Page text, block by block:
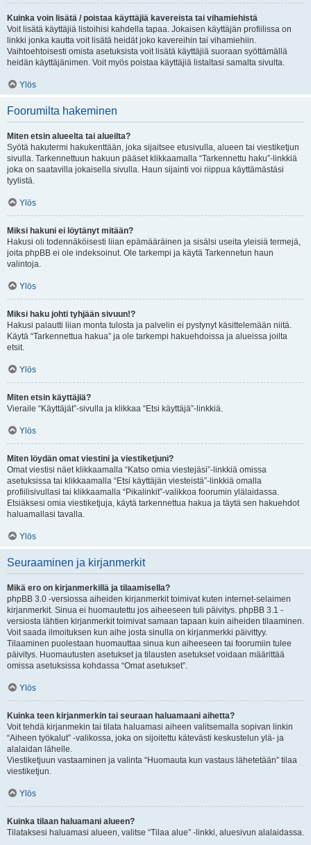
Kuinka voin lisätä / poistaa käyttäjiä kavereista tai vihamiehistä
Voit lisätä käyttäjiä listoihisi kahdella tapaa. Jokaisen käyttäjän profiilissa on
linkki jonka kautta voit lisätä heidät joko kavereihin tai vihamiehiin.
Vaihtoehtoisesti omista asetuksista voit lisätä käyttäjiä suoraan syöttämällä
heidän käyttäjänimen. Voit myös poistaa käyttäjiä listaltasi samalta sivulta.
Ylös
Foorumilta hakeminen
Miten etsin alueelta tai alueilta?
Syötä hakutermi hakukenttään, joka sijaitsee etusivulla, alueen tai viestiketjun
sivulla. Tarkennettuun hakuun pääset klikkaamalla “Tarkennettu haku”-linkkiä
joka on saatavilla jokaisella sivulla. Haun sijainti voi riippua käyttämästäsi
tyylistä.
Ylös
Miksi hakuni ei löytänyt mitään?
Hakusi oli todennäköisesti liian epämääräinen ja sisälsi useita yleisiä termejä,
joita phpBB ei ole indeksoinut. Ole tarkempi ja käytä Tarkennetun haun
valintoja.
Ylös
Miksi haku johti tyhjään sivuun!?
Hakusi palautti liian monta tulosta ja palvelin ei pystynyt käsittelemään niitä.
Käytä “Tarkennettua hakua” ja ole tarkempi hakuehdoissa ja alueissa joilta
etsit.
Ylös
Miten etsin käyttäjiä?
Vieraile “Käyttäjät”-sivulla ja klikkaa “Etsi käyttäjä”-linkkiä.
Ylös
Miten löydän omat viestini ja viestiketjuni?
Omat viestisi näet klikkaamalla “Katso omia viestejäsi”-linkkiä omissa
asetuksissa tai klikkaamalla “Etsi käyttäjän viesteistä”-linkkiä omalla
profiilisivullasi tai klikkaamalla “Pikalinkit”-valikkoa foorumin ylälaidassa.
Etsiäksesi omia viestiketjuja, käytä tarkennettua hakua ja täytä sen hakuehdot
haluamallasi tavalla.
Ylös
Seuraaminen ja kirjanmerkit
Mikä ero on kirjanmerkillä ja tilaamisella?
phpBB 3.0 -versiossa aiheiden kirjanmerkit toimivat kuten internet-selaimen
kirjanmerkit. Sinua ei huomautettu jos aiheeseen tuli päivitys. phpBB 3.1 -
versiosta lähtien kirjanmerkit toimivat samaan tapaan kuin aiheiden tilaaminen.
Voit saada ilmoituksen kun aihe josta sinulla on kirjanmerkki päivittyy.
Tilaaminen puolestaan huomauttaa sinua kun aiheeseen tai foorumiin tulee
päivitys. Huomautusten asetukset ja tilausten asetukset voidaan määrittää
omissa asetuksissa kohdassa “Omat asetukset”.
Ylös
Kuinka teen kirjanmerkin tai seuraan haluamaani aihetta?
Voit tehdä kirjanmekin tai tilata haluamasi aiheen valitsemalla sopivan linkin
“Aiheen työkalut” -valikossa, joka on sijoitettu kätevästi keskustelun ylä- ja
alalaidan lähelle.
Viestiketjuun vastaaminen ja valinta “Huomauta kun vastaus lähetetään” tilaa
viestiketjun.
Ylös
Kuinka tilaan haluamani alueen?
Tilataksesi haluamasi alueen, valitse “Tilaa alue” -linkki, aluesivun alalaidassa.